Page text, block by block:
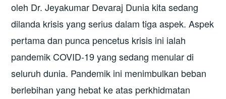
oleh Dr. Jeyakumar Devaraj Dunia kita sedang
dilanda krisis yang serius dalam tiga aspek. Aspek
pertama dan punca pencetus krisis ini ialah
pandemik COVID-19 yang sedang menular di
seluruh dunia. Pandemik ini menimbulkan beban
berlebihan yang hebat ke atas perkhidmatan